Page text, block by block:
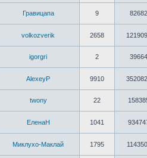
Гравицапа 9 82682
volkozverik 2658
igorgri 2 39664
AlexeyP 9910
twony 22
ЕленаН 1041
Миклухо-Маклай 1795